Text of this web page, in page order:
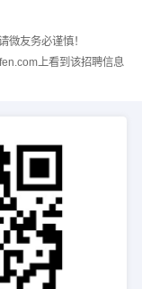
微友务必谨慎！
上看到该招聘信息